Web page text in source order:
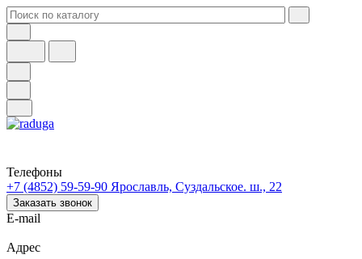
Телефоны
+7 (4852) 59-59-90 Ярославль, Суздальское. ш., 22
Заказать звонок
E-mail
Адрес